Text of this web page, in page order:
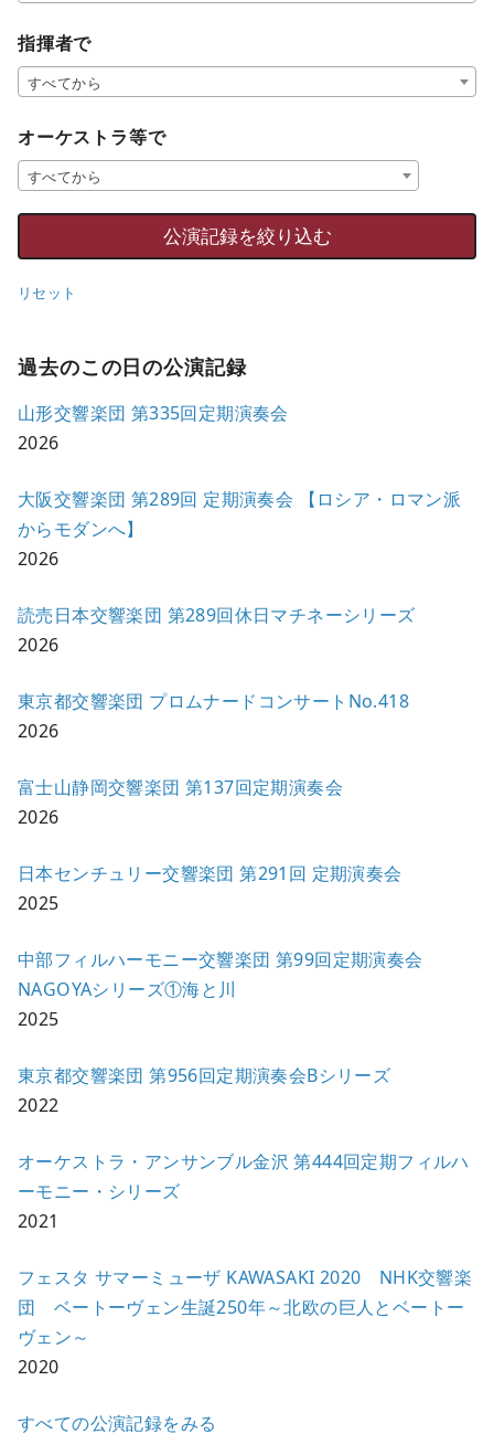
指揮者で
すべてから
オーケストラ等で
すべてから
リセット
過去のこの日の公演記録
山形交響楽団 第335回定期演奏会
2026
大阪交響楽団 第289回 定期演奏会 【ロシア・ロマン派
からモダンへ】
2026
読売日本交響楽団 第289回休日マチネーシリーズ
2026
東京都交響楽団 プロムナードコンサートNo.418
2026
富士山静岡交響楽団 第137回定期演奏会
2026
日本センチュリー交響楽団 第291回 定期演奏会
2025
中部フィルハーモニー交響楽団 第99回定期演奏会
NAGOYAシリーズ①海と川
2025
東京都交響楽団 第956回定期演奏会Bシリーズ
2022
オーケストラ・アンサンブル金沢 第444回定期フィルハ
ーモニー・シリーズ
2021
フェスタ サマーミューザ KAWASAKI 2020 NHK交響楽
団 ベートーヴェン生誕250年～北欧の巨人とベートー
ヴェン～
2020
すべての公演記録をみる